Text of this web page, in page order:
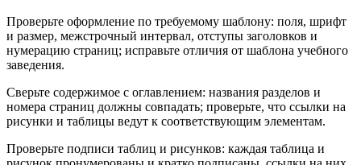
Проверьте оформление по требуемому шаблону: поля, шрифт
и размер, межстрочный интервал, отступы заголовков и
нумерацию страниц; исправьте отличия от шаблона учебного
заведения.
Сверьте содержимое с оглавлением: названия разделов и
номера страниц должны совпадать; проверьте, что ссылки на
рисунки и таблицы ведут к соответствующим элементам.
Проверьте подписи таблиц и рисунков: каждая таблица и